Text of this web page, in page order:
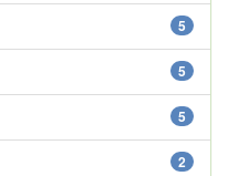
5
5
5
2